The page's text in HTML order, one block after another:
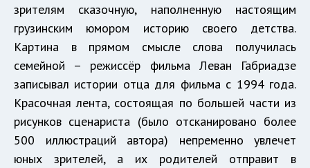
зрителям сказочную, наполненную настоящим
грузинским юмором историю своего детства.
Картина в прямом смысле слова получилась
семейной – режиссёр фильма Леван Габриадзе
записывал истории отца для фильма с 1994 года.
Красочная лента, состоящая по большей части из
рисунков сценариста (было отсканировано более
500 иллюстраций автора) непременно увлечет
юных зрителей, а их родителей отправит в